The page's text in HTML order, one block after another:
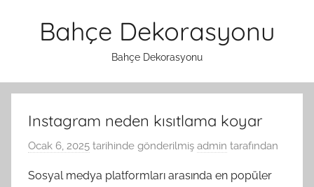
Bahçe Dekorasyonu
Bahçe Dekorasyonu
Instagram neden kısıtlama koyar
Ocak 6, 2025 tarihinde gönderilmiş admin tarafından
Sosyal medya platformları arasında en popüler